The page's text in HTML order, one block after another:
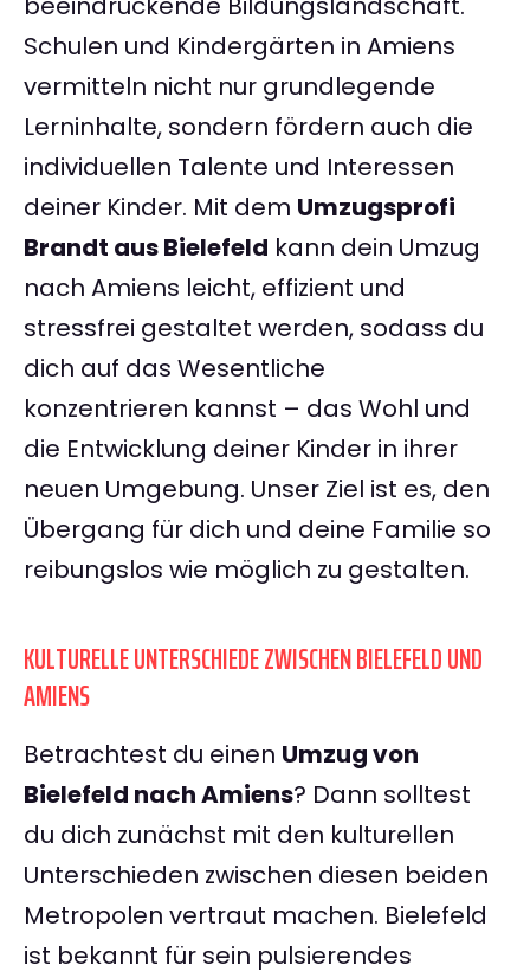
Schulen und Kindergärten in Amiens
vermitteln nicht nur grundlegende
Lerninhalte, sondern fördern auch die
individuellen Talente und Interessen
deiner Kinder. Mit dem Umzugsprofi
Brandt aus Bielefeld kann dein Umzug
nach Amiens leicht, effizient und
stressfrei gestaltet werden, sodass du
dich auf das Wesentliche
konzentrieren kannst – das Wohl und
die Entwicklung deiner Kinder in ihrer
neuen Umgebung. Unser Ziel ist es, den
Übergang für dich und deine Familie so
reibungslos wie möglich zu gestalten.
KULTURELLE UNTERSCHIEDE ZWISCHEN BIELEFELD UND
AMIENS
Betrachtest du einen Umzug von
Bielefeld nach Amiens? Dann solltest
du dich zunächst mit den kulturellen
Unterschieden zwischen diesen beiden
Metropolen vertraut machen. Bielefeld
ist bekannt für sein pulsierendes